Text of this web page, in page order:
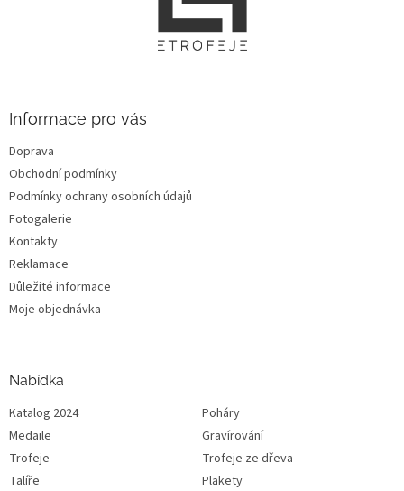
Informace pro vás
Doprava
Obchodní podmínky
Podmínky ochrany osobních údajů
Fotogalerie
Kontakty
Reklamace
Důležité informace
Moje objednávka
Nabídka
Katalog 2024
Poháry
Medaile
Gravírování
Trofeje
Trofeje ze dřeva
Talíře
Plakety